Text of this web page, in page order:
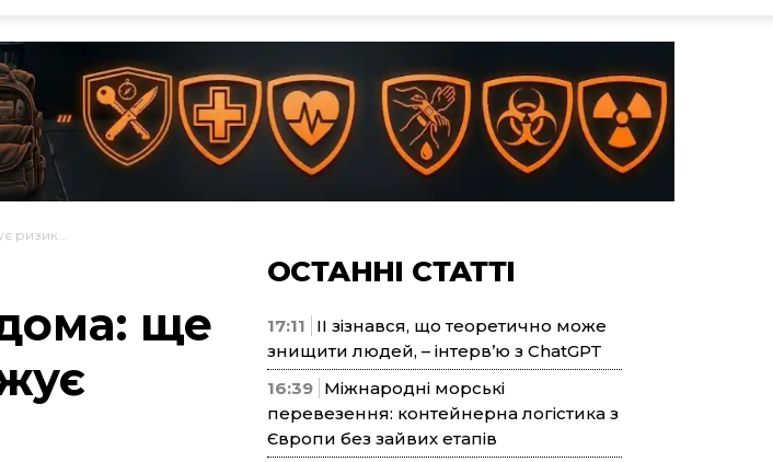
Рівне
ризик...
ще
ОСТАННІ СТАТТІ
17:11
ІІ зізнався, що теоретично може
знищити людей, – інтерв’ю з ChatGPT
16:39 Міжнародні морські
перевезення: контейнерна логістика з
Європи без зайвих етапів